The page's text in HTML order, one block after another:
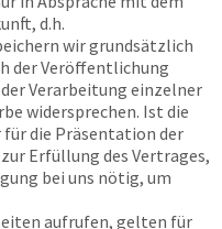
d.h.
wir grundsätzlich
der Veröffentlichung
Verarbeitung einzelner
widersprechen. Ist die
die Präsentation der
Erfüllung des Vertrages,
bei uns nötig, um
aufrufen, gelten für